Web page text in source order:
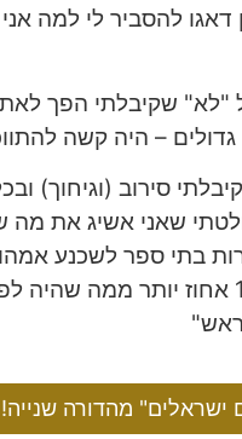
להסביר לי למה
"לא" שקיבלתי הפך
גדולים – היה קשה
סירוב (וגיחוך)
שאני אשיג את מה
בתי ספר לשכנע
בערב הראשון של הפעילות הגיעו 9 אמהות בלבד. ומה שאני
מהדורה שנייה!